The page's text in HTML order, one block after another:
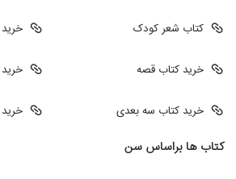
کتاب شعر کودک
خرید کتاب قصه
خرید کتاب سه بعدی
کتاب ها براساس سن